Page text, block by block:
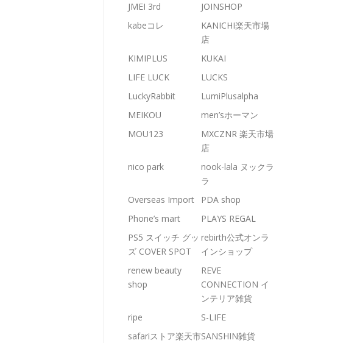
JMEI 3rd
JOINSHOP
kabeコレ
KANICHI楽天市場
店
KIMIPLUS
KUKAI
LIFE LUCK
LUCKS
LuckyRabbit
LumiPlusalpha
MEIKOU
men’sホーマン
MOU123
MXCZNR 楽天市場
店
nico park
nook-lala ヌックラ
ラ
Overseas Import
PDA shop
Phone’s mart
PLAYS REGAL
PS5 スイッチ グッ
ズ COVER SPOT
rebirth公式オンラ
インショップ
renew beauty
shop
REVE
CONNECTION イ
ンテリア雑貨
ripe
S-LIFE
safariストア楽天市SANSHIN雑貨